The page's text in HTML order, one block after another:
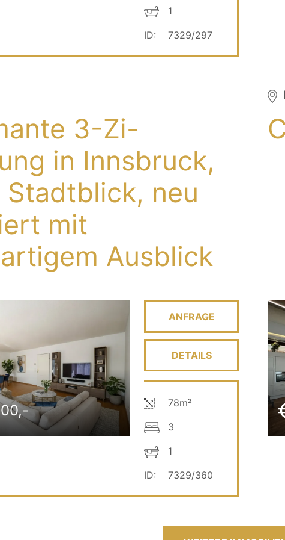
1
ID:
7329/297
3-Zi-
in Innsbruck,
Stadtblick, neu
mit
Ausblick
ANFRAGE
DETAILS
78m²
3
1
ID:
7329/360